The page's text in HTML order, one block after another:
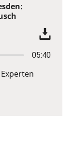
05:40